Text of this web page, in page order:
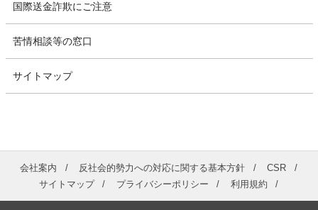
国際送金詐欺にご注意
苦情相談等の窓口
サイトマップ
会社案内 反社会的勢力への対応に関する基本方針
CSR
サイトマップ
プライバシーポリシー 利用規約